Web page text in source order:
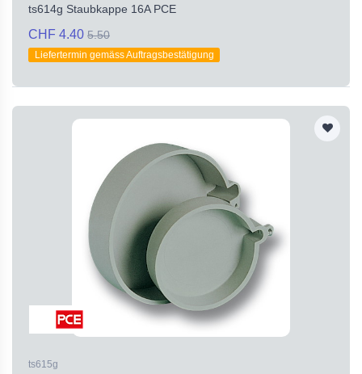
ts614g Staubkappe 16A PCE
CHF 4.40 5.50
Liefertermin gemäss Auftragsbestätigung
ts615g